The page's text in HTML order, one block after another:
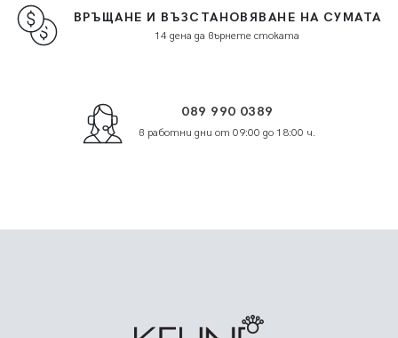
ВРЪЩАНЕ И ВЪЗСТАНОВЯВАНЕ НА СУМАТА
14 дена да върнете стоката
089 990 0389
в работни дни от 09:00 до 18:00 ч.